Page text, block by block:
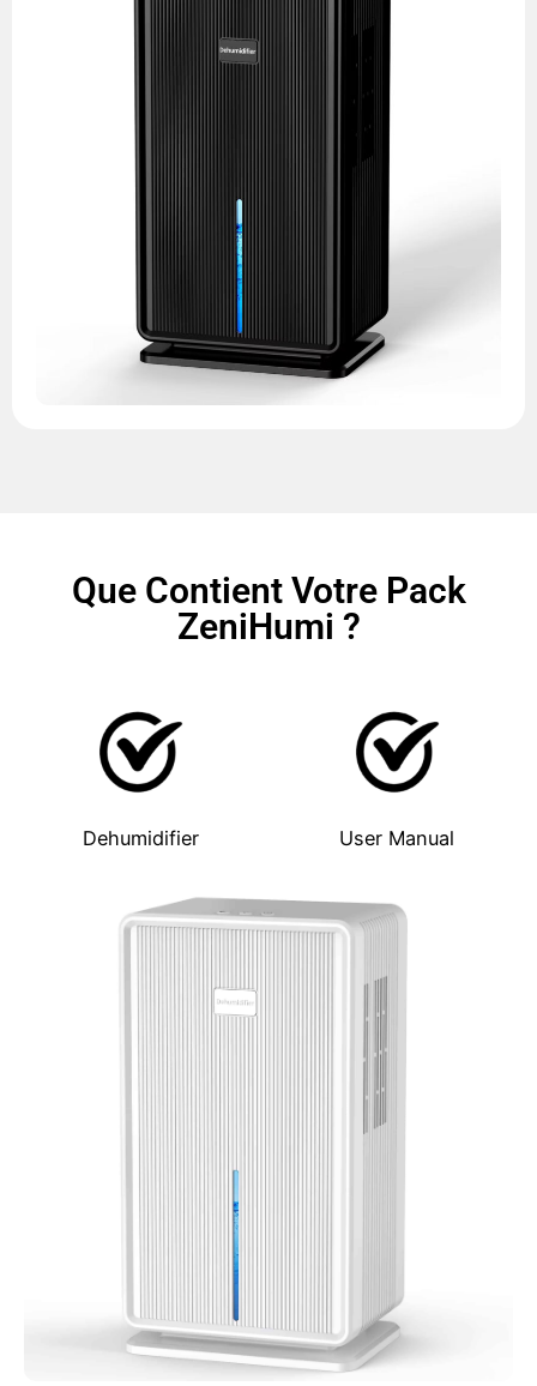
Que Contient Votre Pack
ZeniHumi ?
Dehumidifier User Manual